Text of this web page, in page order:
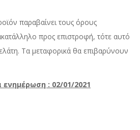
παραβαίνει τους όρους
προς επιστροφή, τότε αυτό
Τα μεταφορικά θα επιβαρύνουν
ενημέρωση : 02/01/2021